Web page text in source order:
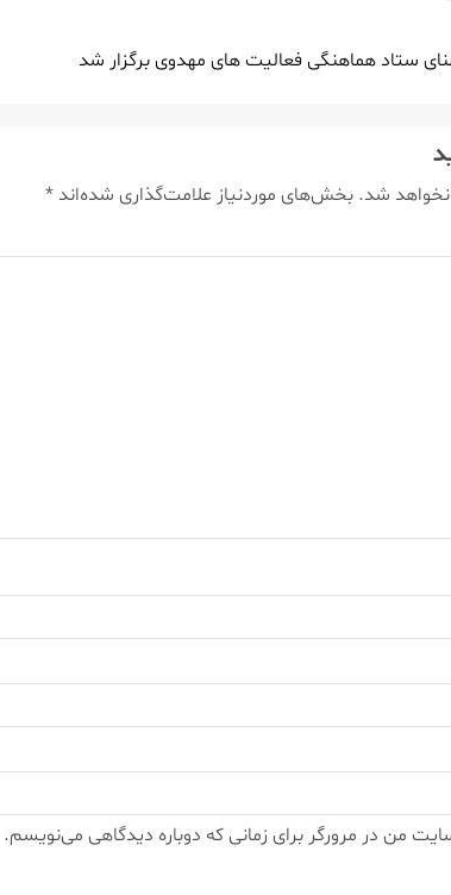
ستاد هماهنگی فعالیت های مهدوی برگزار شد
شد. بخش‌های موردنیاز علامت‌گذاری شده‌اند *
من در مرورگر برای زمانی که دوباره دیدگاهی می‌نویسم.